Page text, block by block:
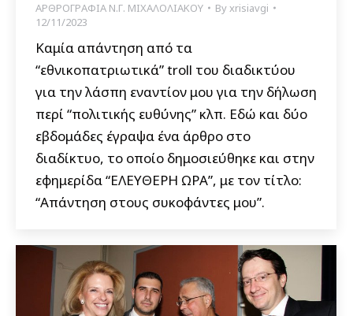
ΑΡΘΡΟΓΡΑΦΙΑ Ν.Γ. ΜΙΧΑΛΟΛΙΑΚΟΥ Byxrisiavgi
12/11/2023
Καμία απάντηση από τα
“εθνικοπατριωτικά” troll του διαδικτύου
για την λάσπη εναντίον μου για την δήλωση
περί “πολιτικής ευθύνης” κλπ. Εδώ και δύο
εβδομάδες έγραψα ένα άρθρο στο
διαδίκτυο, το οποίο δημοσιεύθηκε και στην
εφημερίδα “ΕΛΕΥΘΕΡΗ ΩΡΑ”, με τον τίτλο:
“Απάντηση στους συκοφάντες μου”.